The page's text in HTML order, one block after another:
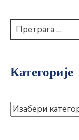
Категорије